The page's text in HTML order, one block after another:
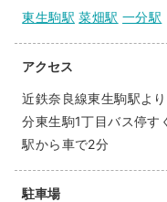
東生駒駅 菜畑駅 一分駅
アクセス
近鉄奈良線東生駒駅よ
分東生駒1丁目バス停す
駅から車で2分
駐車場